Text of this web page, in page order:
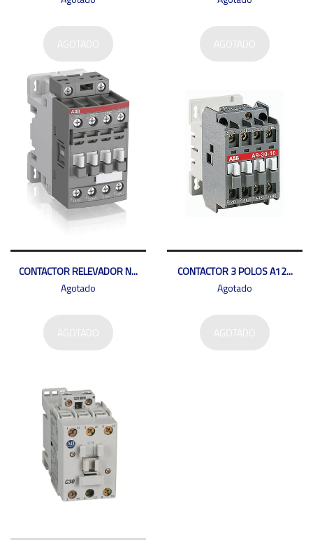
CONTACTOR RELEVADOR N...
Agotado
CONTACTOR 3 POLOS A12...
Agotado